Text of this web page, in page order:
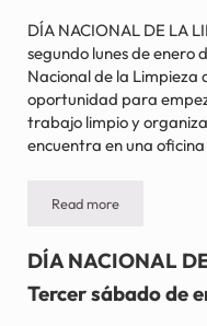
DÍA NACIONAL DE LA
segundo lunes de enero
Nacional de la Limpieza
oportunidad para
trabajo limpio y
encuentra en una
Read moreDÍA NACIONAL
DÍA NACIONAL
Tercer sábado de